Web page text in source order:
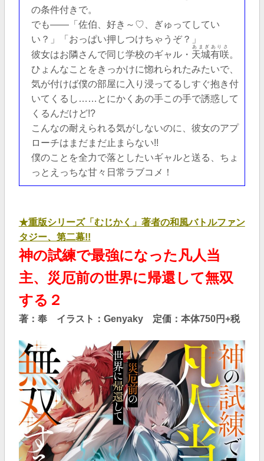
の条件付きで。
でも――「佐伯、好き～♡、ぎゅってしてい
い？」「おっぱい押しつけちゃうぞ？」
彼女はお隣さんで同じ学校のギャル・ 天城有咲
あまぎありさ
。
ひょんなことをきっかけに惚れられたみたいで、
気が付けば僕の部屋に入り浸ってるしすぐ抱き付
いてくるし……とにかくあの手この手で誘惑して
くるんだけど!?
こんなの耐えられる気がしないのに、彼女のアプ
ローチはまだまだ止まらない!!
僕のことを全力で落としたいギャルと送る、ちょ
っとえっちな甘々日常ラブコメ！
★重版シリーズ「むじかく」著者の和風バトルファン
タジー、第二幕!!
神の試練で最強になった凡人当
主、災厄前の世界に帰還して無双
する２
著：奉 イラスト：Genyaky 定価：本体750円+税